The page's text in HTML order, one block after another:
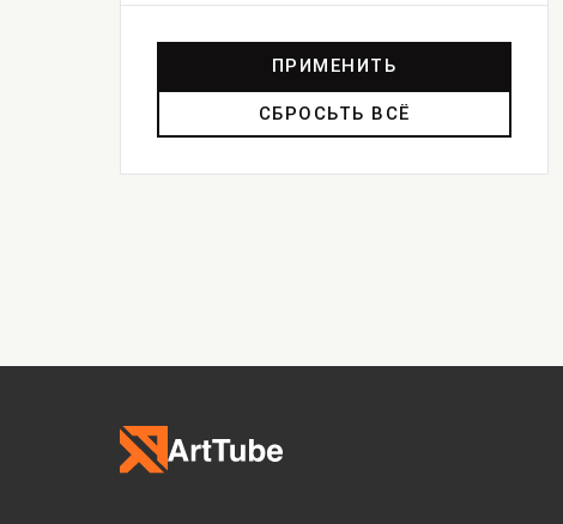
ПРИМЕНИТЬ
СБРОСЬТЬ ВСЁ